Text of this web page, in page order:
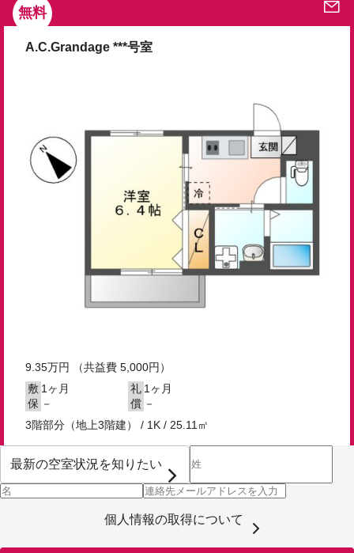
無料
A.C.Grandage ***号室
9.35万円
（共益費 5,000円）
敷 1ヶ月 礼 1ヶ月
保 － 償 －
3階部分（地上3階建） / 1K / 25.11㎡
個人情報の取得について